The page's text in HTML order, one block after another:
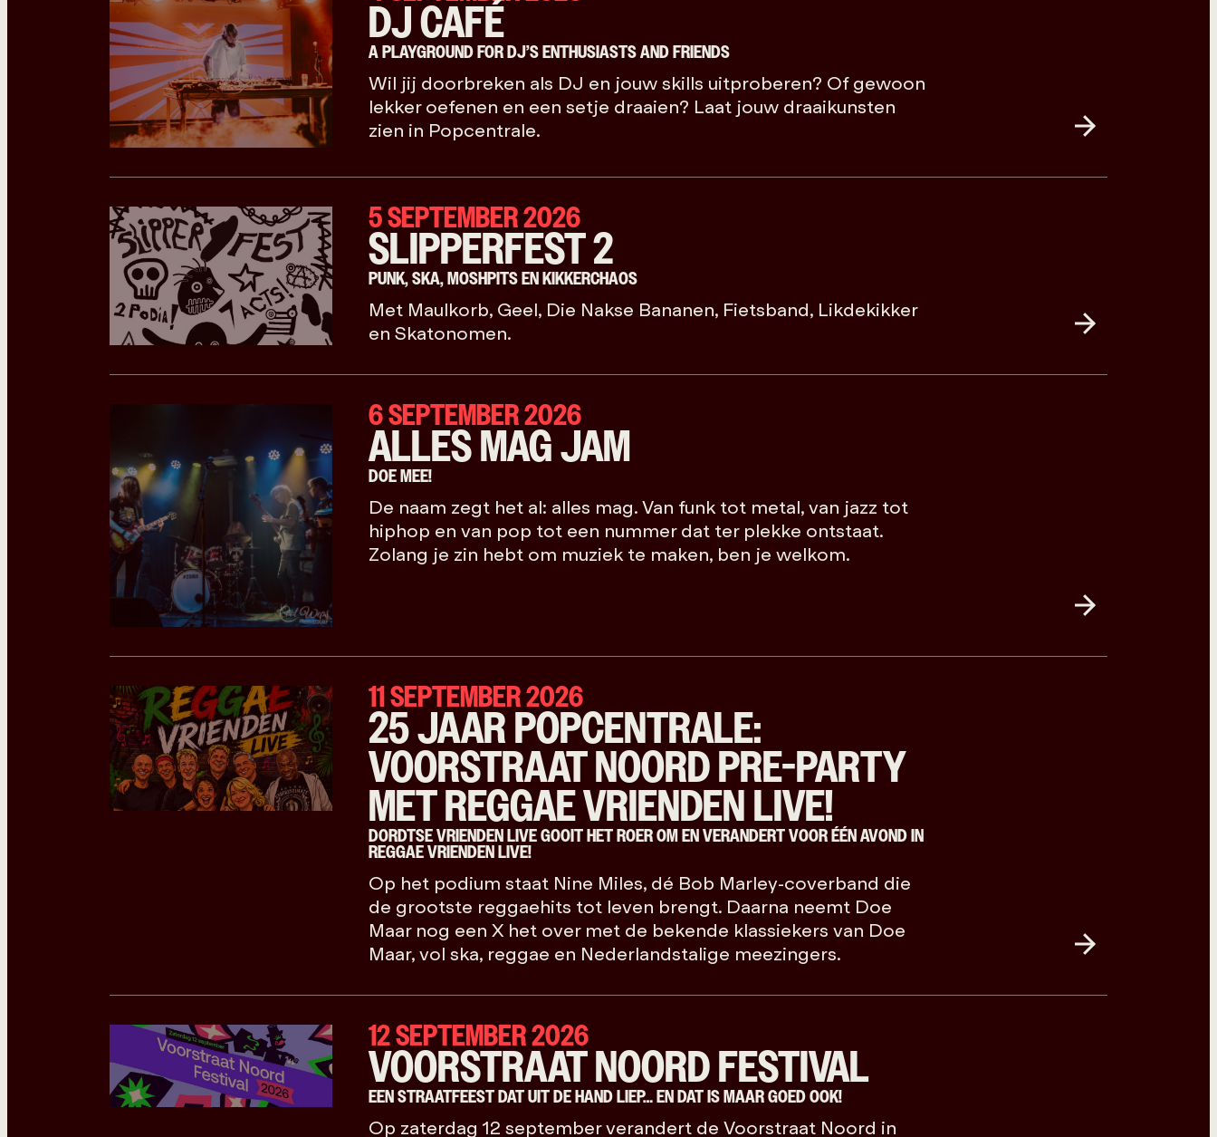
DJ CAFÉ
A PLAYGROUND FOR DJ’S ENTHUSIASTS AND FRIENDS
Wil jij doorbreken als DJ en jouw skills uitproberen? Of gewoon
lekker oefenen en een setje draaien? Laat jouw draaikunsten
zien in Popcentrale.
5 SEPTEMBER 2026
SLIPPERFEST 2
PUNK, SKA, MOSHPITS EN KIKKERCHAOS
Met Maulkorb, Geel, Die Nakse Bananen, Fietsband, Likdekikker
en Skatonomen.
6 SEPTEMBER 2026
ALLES MAG JAM
DOE MEE!
De naam zegt het al: alles mag. Van funk tot metal, van jazz tot
hiphop en van pop tot een nummer dat ter plekke ontstaat.
Zolang je zin hebt om muziek te maken, ben je welkom.
11 SEPTEMBER 2026
25 JAAR POPCENTRALE:
VOORSTRAAT NOORD PRE-PARTY
MET REGGAE VRIENDEN LIVE!
DORDTSE VRIENDEN LIVE GOOIT HET ROER OM EN VERANDERT VOOR ÉÉN AVOND IN
REGGAE VRIENDEN LIVE!
Op het podium staat Nine Miles, dé Bob Marley-coverband die
de grootste reggaehits tot leven brengt. Daarna neemt Doe
Maar nog een X het over met de bekende klassiekers van Doe
Maar, vol ska, reggae en Nederlandstalige meezingers.
12 SEPTEMBER 2026
VOORSTRAAT NOORD FESTIVAL
EEN STRAATFEEST DAT UIT DE HAND LIEP… EN DAT IS MAAR GOED OOK!
Op zaterdag 12 september verandert de Voorstraat Noord in